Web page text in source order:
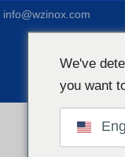
info@wzinox.com
We've
you want